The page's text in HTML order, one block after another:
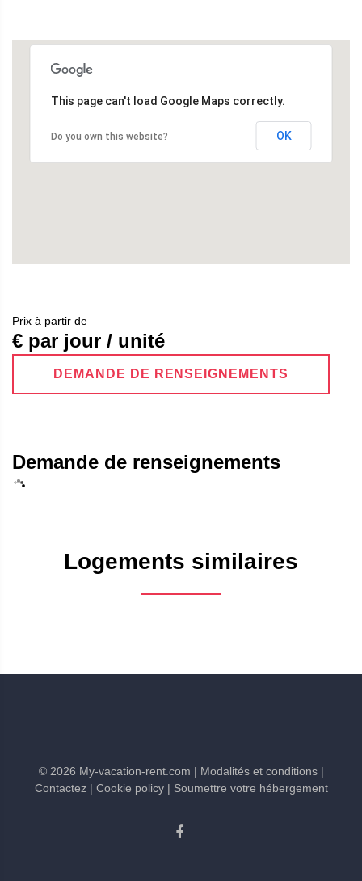
This page can't load Google Maps correctly.
Do you own this website? OK
Prix ​​à partir de
€ par jour / unité
DEMANDE DE RENSEIGNEMENTS
Demande de renseignements
Logements similaires
© 2026 My-vacation-rent.com | Modalités et conditions |
Contactez | Cookie policy | Soumettre votre hébergement